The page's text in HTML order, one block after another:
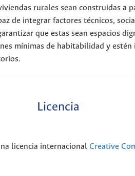
rurales sean construidas a
de integrar factores técnicos,
que estas sean espacios
mínimas de habitabilidad y estén
Licencia
licencia internacional Creative